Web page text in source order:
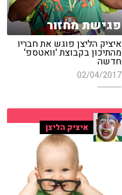
פגישת מחזור
איציק הליצן פוגש את חבריו
מהתיכון בקבוצת 'וואטספ'
חדשה
02/04/2017
איציק הליצן